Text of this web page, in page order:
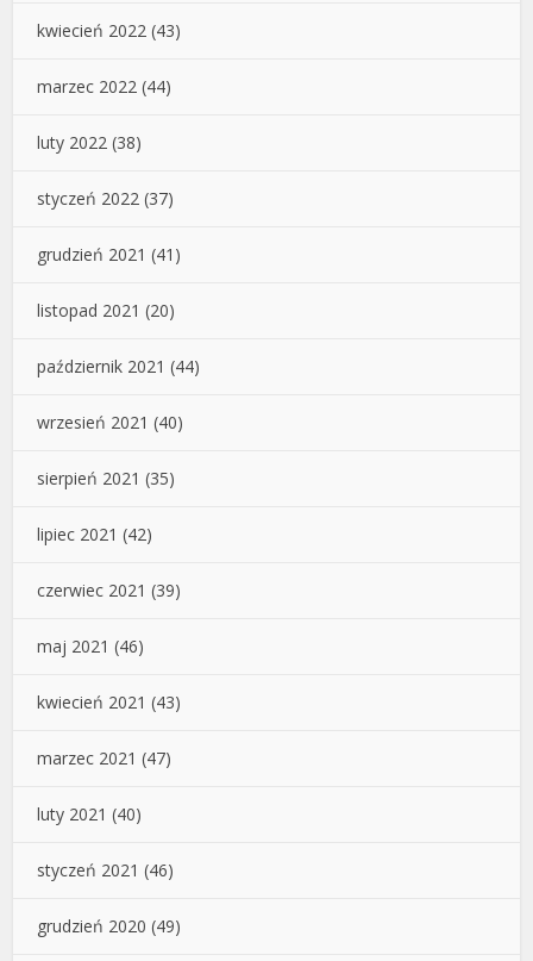
kwiecień 2022 (43)
marzec 2022 (44)
luty 2022 (38)
styczeń 2022 (37)
grudzień 2021 (41)
listopad 2021 (20)
październik 2021 (44)
wrzesień 2021 (40)
sierpień 2021 (35)
lipiec 2021 (42)
czerwiec 2021 (39)
maj 2021 (46)
kwiecień 2021 (43)
marzec 2021 (47)
luty 2021 (40)
styczeń 2021 (46)
grudzień 2020 (49)